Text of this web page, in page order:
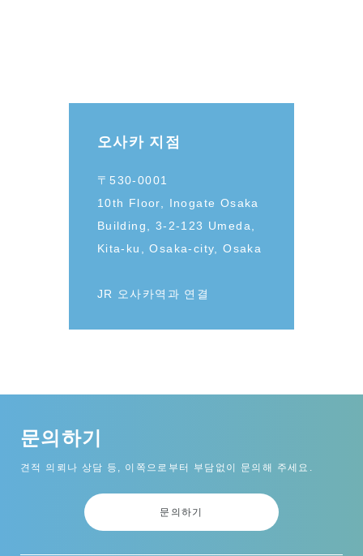
오사카 지점
〒530-0001
10th Floor, Inogate Osaka
Building, 3-2-123 Umeda,
Kita-ku, Osaka-city, Osaka
JR 오사카역과 연결
문의하기
견적 의뢰나 상담 등, 이쪽으로부터 부담없이 문의해 주세요.
문의하기